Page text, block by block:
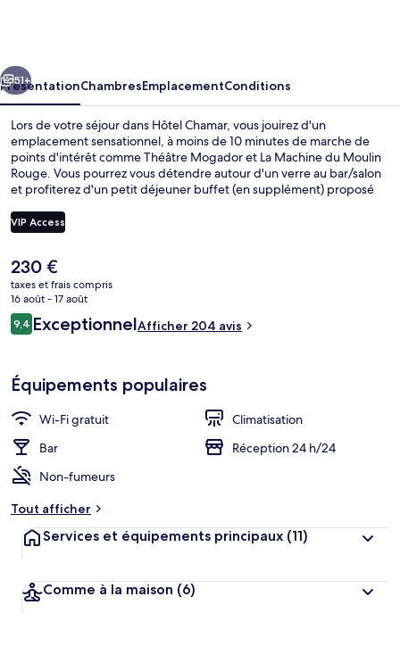
Suivant
51+
PrésentationChambresEmplacementConditions
Lors de votre séjour dans Hôtel Chamar, vous jouirez d'un
emplacement sensationnel, à moins de 10 minutes de marche de
points d'intérêt comme Théâtre Mogador et La Machine du Moulin
Rouge. Vous pourrez vous détendre autour d'un verre au bar/salon
et profiterez d'un petit déjeuner buffet (en supplément) proposé
par ailleurs à moins de 10 minutes à pied. L'hébergement se situe à
une très courte distance à pied des transports publics : Station de
d'Estienne d'Orves, à 5 min.
VIP Access
Le
prix
actuel
est
de
230 €
taxes et frais compris
16 août - 17 août
Avis
voyageurs
9,49,4 sur 10
ExceptionnelAfficher 204 avis
Équipements populaires
Wi-Fi gratuit
Climatisation
Bar
Réception 24 h/24
Non-fumeurs
Tout afficher
Services et équipements principaux (11)
Comme à la maison (6)